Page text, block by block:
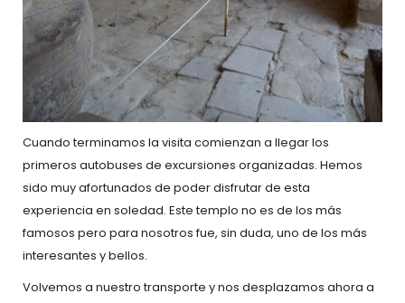
Cuando terminamos la visita comienzan a llegar los
primeros autobuses de excursiones organizadas. Hemos
sido muy afortunados de poder disfrutar de esta
experiencia en soledad. Este templo no es de los más
famosos pero para nosotros fue, sin duda, uno de los más
interesantes y bellos.
Volvemos a nuestro transporte y nos desplazamos ahora a